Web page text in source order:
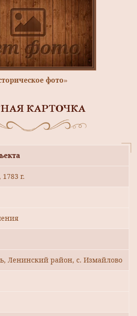
фото»
КАРТОЧКА
г.
Ленинский район, с. Измайлово